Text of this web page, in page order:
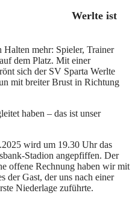
ist
mehr: Spieler, Trainer
dem Platz. Mit einer
sich der SV Sparta Werlte
mit breiter Brust in Richtung
haben – das ist unser
wird um 19.30 Uhr das
Stadion angepfiffen. Der
offene Rechnung haben wir mit
der Gast, der uns nach einer
Niederlage zuführte.